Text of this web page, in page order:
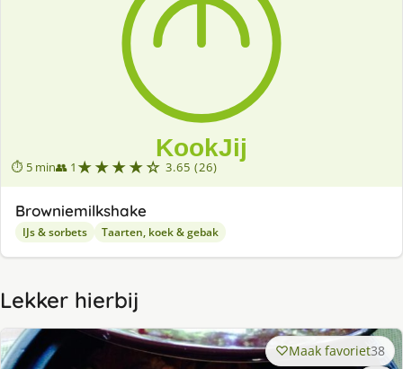
⏱ 5 min👥 1 ★★★★☆ 3.65 (26)
Browniemilkshake
IJs & sorbets Taarten, koek & gebak
Lekker hierbij
Maak favoriet38